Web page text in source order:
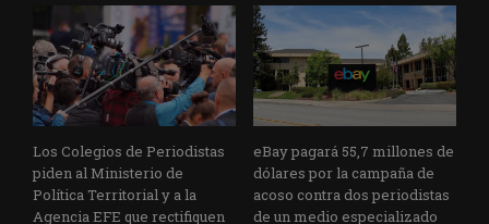
Los Colegios de Periodistas
piden al Ministerio de
Política Territorial y a la
Agencia EFE que rectifiquen
eBay pagará 55,7 millones de
dólares por la campaña de
acoso contra dos periodistas
de un medio especializado